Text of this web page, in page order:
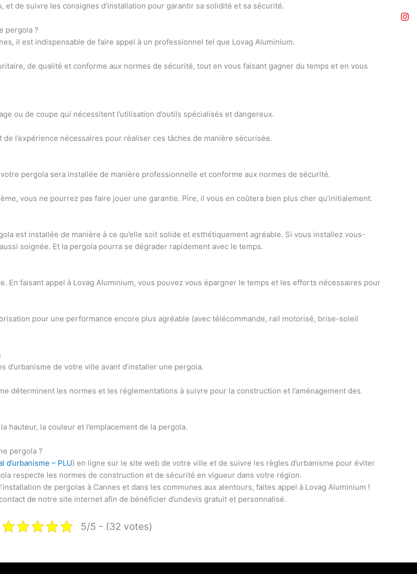
de suivre les consignes d’installation pour garantir sa solidité et sa sécurité.
pergola ?
, il est indispensable de faire appel à un professionnel tel que Lovag Aluminium.
de qualité et conforme aux normes de sécurité, tout en vous faisant gagner du temps et en vous
ou de coupe qui nécessitent l’utilisation d’outils spécialisés et dangereux.
l’expérience nécessaires pour réaliser ces tâches de manière sécurisée.
pergola sera installée de manière professionnelle et conforme aux normes de sécurité.
vous ne pourrez pas faire jouer une garantie. Pire, il vous en coûtera bien plus cher qu’initialement.
est installée de manière à ce qu’elle soit solide et esthétiquement agréable. Si vous installez vous-
soignée. Et la pergola pourra se dégrader rapidement avec le temps.
En faisant appel à Lovag Aluminium, vous pouvez vous épargner le temps et les efforts nécessaires pour
pour une performance encore plus agréable (avec télécommande, rail motorisé, brise-soleil
d’urbanisme de votre ville avant d’installer une pergola.
déterminent les normes et les réglementations à suivre pour la construction et l’aménagement des
hauteur, la couleur et l’emplacement de la pergola.
pergola ?
d’urbanisme – PLU) en ligne sur le site web de votre ville et de suivre les règles d’urbanisme pour éviter
respecte les normes de construction et de sécurité en vigueur dans votre région.
de pergolas à Cannes et dans les communes aux alentours, faites appel à Lovag Aluminium !
de notre site internet afin de bénéficier d’undevis gratuit et personnalisé.
5/5 - (32 votes)